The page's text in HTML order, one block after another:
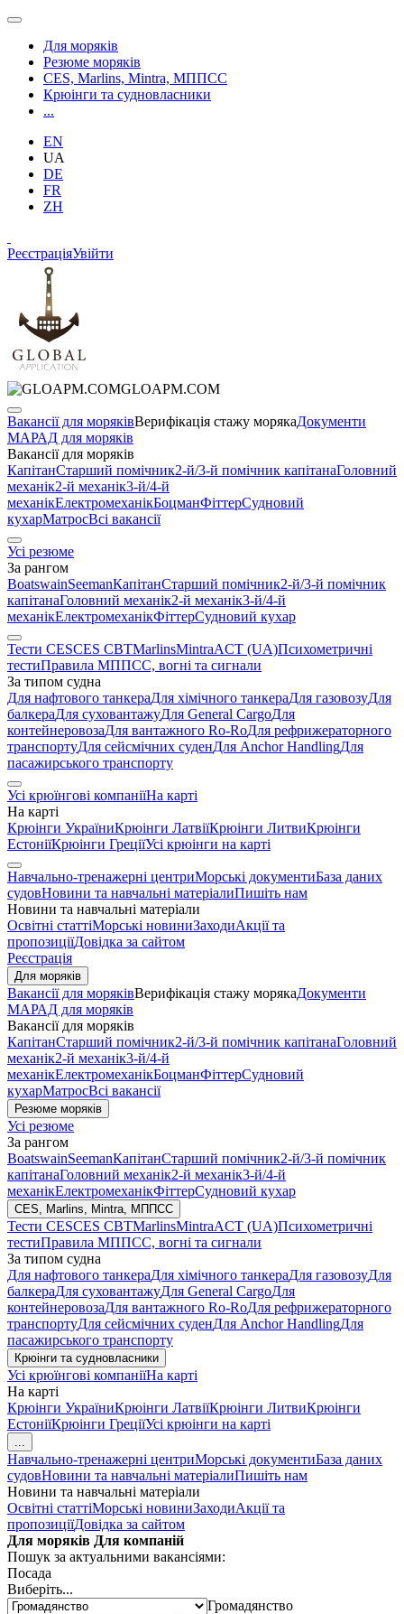
Для моряків
Резюме моряків
CES, Marlins, Mintra, МППСС
Крюінги та судновласники
...
EN
UA
DE
FR
ZH
РеєстраціяУвійти
GLOAPM.COM
Вакансії для моряківВерифікація стажу морякаДокументи
МАРАД для моряків
Вакансії для моряків
КапітанСтарший помічник2-й/3-й помічник капітанаГоловний
механік2-й механік3-й/4-й
механікЕлектромеханікБоцманФіттерСудновий
кухарМатросВсі вакансії
Усі резюме
За рангом
BoatswainSeemanКапітанСтарший помічник2-й/3-й помічник
капітанаГоловний механік2-й механік3-й/4-й
механікЕлектромеханікФіттерСудновий кухар
Тести CESCES CBTMarlinsMintraACT (UA)Психометричні
тестиПравила МППСС, вогні та сигнали
За типом судна
Для нафтового танкераДля хімічного танкераДля газовозуДля
балкераДля суховантажуДля General CargoДля
контейнеровозаДля вантажного Ro-RoДля рефрижераторного
транспортуДля сейсмічних суденДля Anchor HandlingДля
пасажирського транспорту
Усі крюїнгові компаніїНа карті
На карті
Крюінги УкраїниКрюінги ЛатвіїКрюінги ЛитвиКрюінги
ЕстоніїКрюінги ГреціїУсі крюінги на карті
Навчально-тренажерні центриМорські документиБаза даних
судовНовини та навчальні матеріалиПишіть нам
Новини та навчальні матеріали
Освітні статтіМорські новиниЗаходиАкції та
пропозиціїДовідка за сайтом
Реєстрація
Для моряків
Вакансії для моряківВерифікація стажу морякаДокументи
МАРАД для моряків
Вакансії для моряків
КапітанСтарший помічник2-й/3-й помічник капітанаГоловний
механік2-й механік3-й/4-й
механікЕлектромеханікБоцманФіттерСудновий
кухарМатросВсі вакансії
Резюме моряків
Усі резюме
За рангом
BoatswainSeemanКапітанСтарший помічник2-й/3-й помічник
капітанаГоловний механік2-й механік3-й/4-й
механікЕлектромеханікФіттерСудновий кухар
CES, Marlins, Mintra, МППСС
Тести CESCES CBTMarlinsMintraACT (UA)Психометричні
тестиПравила МППСС, вогні та сигнали
За типом судна
Для нафтового танкераДля хімічного танкераДля газовозуДля
балкераДля суховантажуДля General CargoДля
контейнеровозаДля вантажного Ro-RoДля рефрижераторного
транспортуДля сейсмічних суденДля Anchor HandlingДля
пасажирського транспорту
Крюінги та судновласники
Усі крюїнгові компаніїНа карті
На карті
Крюінги УкраїниКрюінги ЛатвіїКрюінги ЛитвиКрюінги
ЕстоніїКрюінги ГреціїУсі крюінги на карті
...
Навчально-тренажерні центриМорські документиБаза даних
судовНовини та навчальні матеріалиПишіть нам
Новини та навчальні матеріали
Освітні статтіМорські новиниЗаходиАкції та
пропозиціїДовідка за сайтом
Для моряків Для компаній
Пошук за актуальними вакансіями:
Посада
Виберіть...
Громадянство